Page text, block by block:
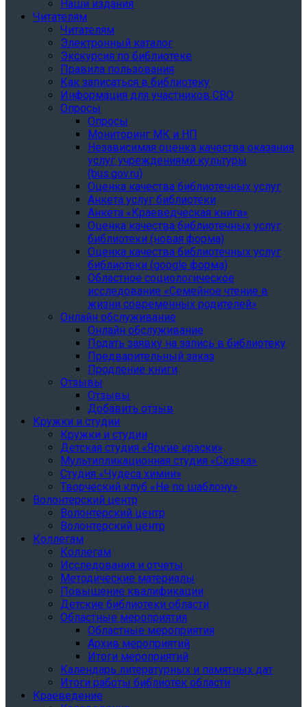
Наши издания
Читателям
Читателям
Электронный каталог
Экскурсия по библиотеке
Правила пользования
Как записаться в библиотеку
Информация для участников СВО
Опросы
Опросы
Мониторинг МК и НП
Независимая оценка качества оказания
услуг учреждениями культуры
(bus.gov.ru)
Оценка качества библиотечных услуг
Анкета услуг библиотеки
Анкета «Краеведческая книга»
Oценка качества библиотечных услуг
библиотеки (новая форма)
Oценка качества библиотечных услуг
библиотеки (google форма)
Областное социологическое
исследование «Семейное чтение в
жизни современных родителей»
Онлайн обслуживание
Онлайн обслуживание
Подать заявку на запись в библиотеку
Предварительный заказ
Продление книги
Отзывы
Отзывы
Добавить отзыв
Кружки и студии
Кружки и студии
Детская студия «Яркие краски»
Мультипликационная студия «Сказка»
Студия «Чудеса химии»
Творческий клуб «Не по шаблону»
Волонтерский центр
Волонтерский центр
Волонтерский центр
Коллегам
Коллегам
Исследования и отчеты
Методические материалы
Повышение квалификации
Детские библиотеки области
Областные мероприятия
Областные мероприятия
Архив мероприятий
Итоги мероприятий
Календарь литературных и памятных дат
Итоги работы библиотек области
Краеведение